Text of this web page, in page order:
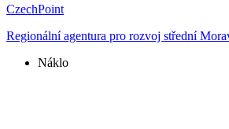
CzechPoint
Regionální agentura pro rozvoj střední
Náklo